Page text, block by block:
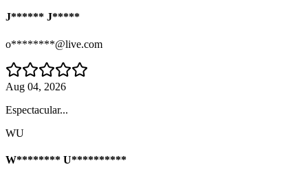
J****** J*****
o********@live.com
Aug 04, 2026
Espectacular...
WU
W******** U**********